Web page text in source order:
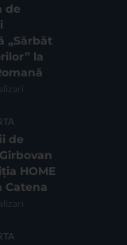
de
„Sărbăt
la
de
HOME
Catena